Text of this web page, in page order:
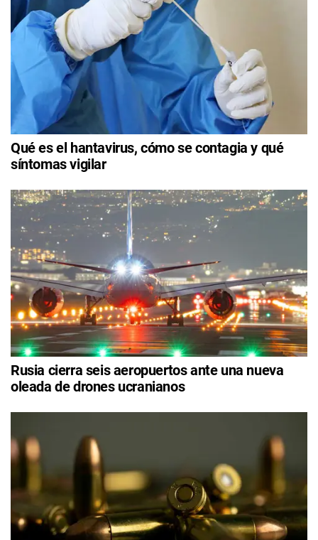
Qué es el hantavirus, cómo se contagia y qué
síntomas vigilar
Rusia cierra seis aeropuertos ante una nueva
oleada de drones ucranianos